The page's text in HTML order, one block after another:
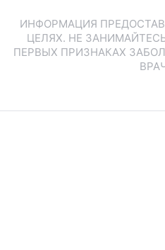
ИНФОРМАЦИЯ
ЦЕЛЯХ. НЕ
ПЕРВЫХ ПРИЗНАКАХ